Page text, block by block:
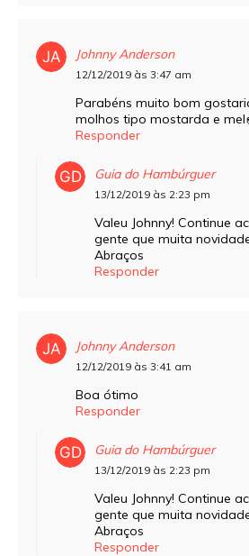
Johnny Anderson
12/12/2019 às 3:47 am
Parabéns muito bom
molhos tipo mostarda e
Responder
Guia do Hambúrguer
13/12/2019 às 2:23 pm
Valeu Johnny! Continue
gente que muita
Abraços
Responder
Johnny Anderson
12/12/2019 às 3:41 am
Boa ótimo
Responder
Guia do Hambúrguer
13/12/2019 às 2:23 pm
Valeu Johnny! Continue
gente que muita
Abraços
Responder